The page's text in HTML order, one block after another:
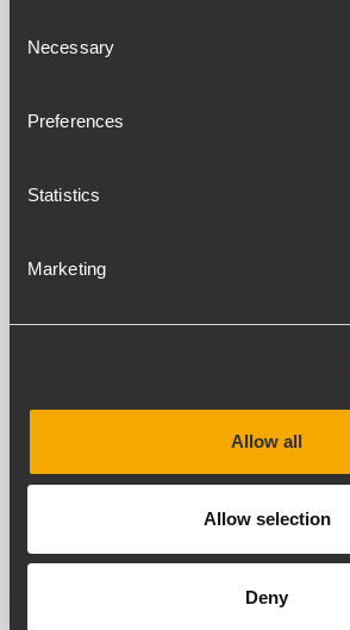
Selection
Necessary
Preferences
Statistics
Marketing
Allow all
Allow selection
Deny
mit Titankalotte
HOHER AUSGANGSLEISTUNG
3,0-Zoll-Neodym-Kompressionstreiber
HOHER AUSGANGSLEISTUNG
130 dB maximaler Schalldruckpegel
10-Zoll-Neodym-Tieftöner, 2,5-Zoll